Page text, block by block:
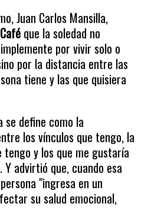
Juan Carlos Mansilla,
que la soledad no
por vivir solo o
por la distancia entre las
tiene y las que quisiera
se define como la
los vínculos que tengo, la
tengo y los que me gustaría
advirtió que, cuando esa
"ingresa en un
su salud emocional,